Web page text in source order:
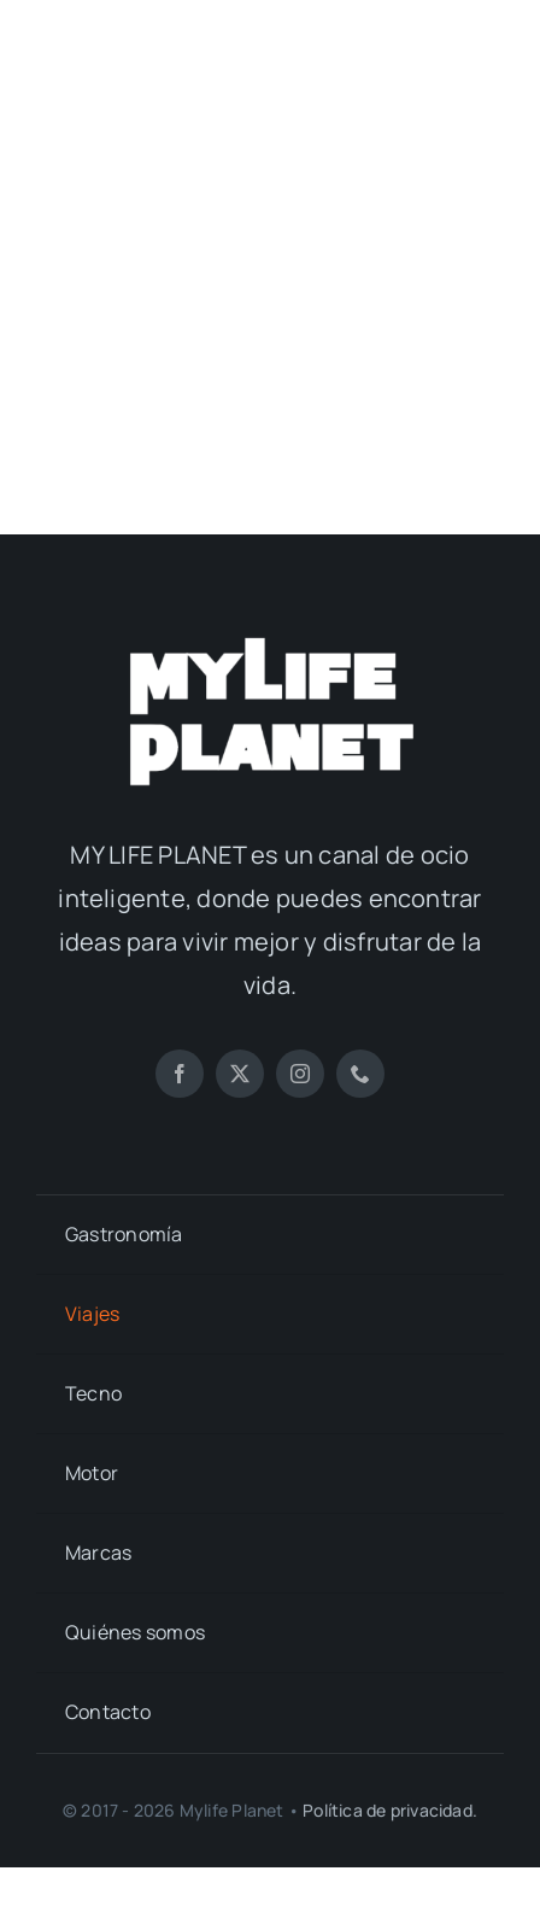
MY LIFE PLANET es un canal de ocio
inteligente, donde puedes encontrar
ideas para vivir mejor y disfrutar de la
vida.
Gastronomía
Viajes
Tecno
Motor
Marcas
Quiénes somos
Contacto
© 2017 - 2026 Mylife Planet • Política de privacidad.